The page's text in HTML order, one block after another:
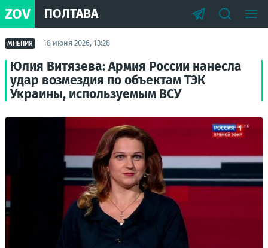
ZOV ПОЛТАВА
МНЕНИЯ 18 июня 2026, 13:28
Юлия Витязева: Армия России нанесла
удар возмездия по объектам ТЭК
Украины, используемым ВСУ